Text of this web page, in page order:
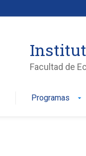
Facultad de
Programas arrow_drop_down